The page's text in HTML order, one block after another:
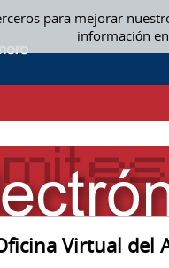
para mejorar
información
Virtual del